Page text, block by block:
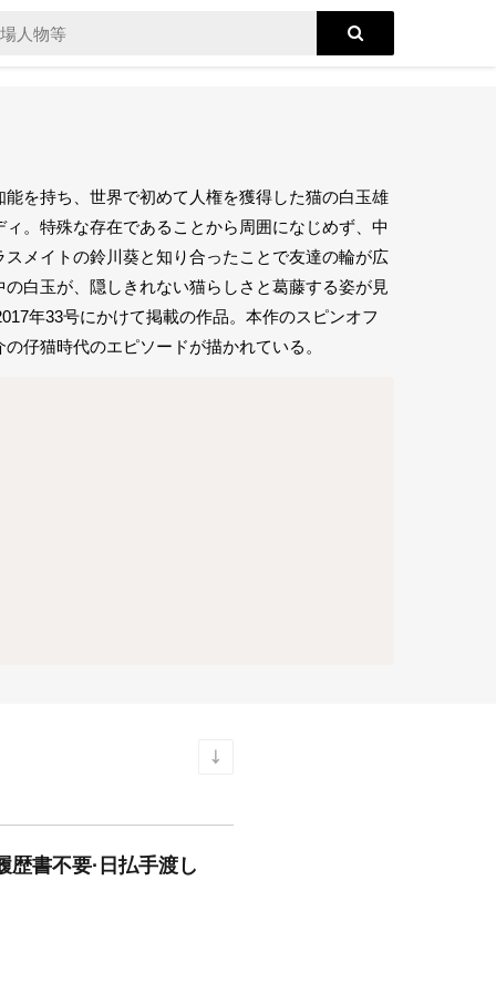
を持ち、世界で初めて人権を獲得した猫の白玉雄
。特殊な存在であることから周囲になじめず、中
メイトの鈴川葵と知り合ったことで友達の輪が広
白玉が、隠しきれない猫らしさと葛藤する姿が見
年33号にかけて掲載の作品。本作のスピンオフ
仔猫時代のエピソードが描かれている。
書不要·日払手渡し